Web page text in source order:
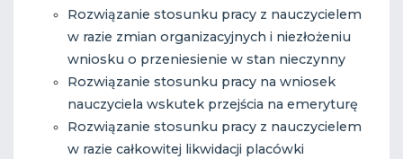
Rozwiązanie stosunku pracy z nauczycielem
w razie zmian organizacyjnych i niezłożeniu
wniosku o przeniesienie w stan nieczynny
Rozwiązanie stosunku pracy na wniosek
nauczyciela wskutek przejścia na emeryturę
Rozwiązanie stosunku pracy z nauczycielem
w razie całkowitej likwidacji placówki